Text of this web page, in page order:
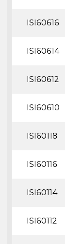
ISI60616
ISI60614
ISI60612
ISI60610
ISI60118
ISI60116
ISI60114
ISI60112